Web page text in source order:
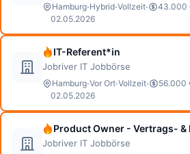
Hamburg·Hybrid·Vollzeit·
43.000
02.05.2026
IT-Referent*in
Jobriver IT Jobbörse
Hamburg·Vor Ort·Vollzeit·
56.000
02.05.2026
Product Owner - Vertrags-
Jobriver IT Jobbörse